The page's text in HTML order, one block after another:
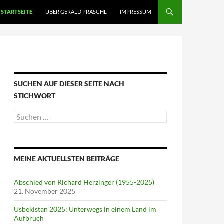
STARTSEITE ÜBER GERALD PRASCHL IMPRESSUM
SUCHEN AUF DIESER SEITE NACH
STICHWORT
Suche
nach:
MEINE AKTUELLSTEN BEITRÄGE
Abschied von Richard Herzinger (1955-2025)
21. November 2025
Usbekistan 2025: Unterwegs in einem Land im
Aufbruch